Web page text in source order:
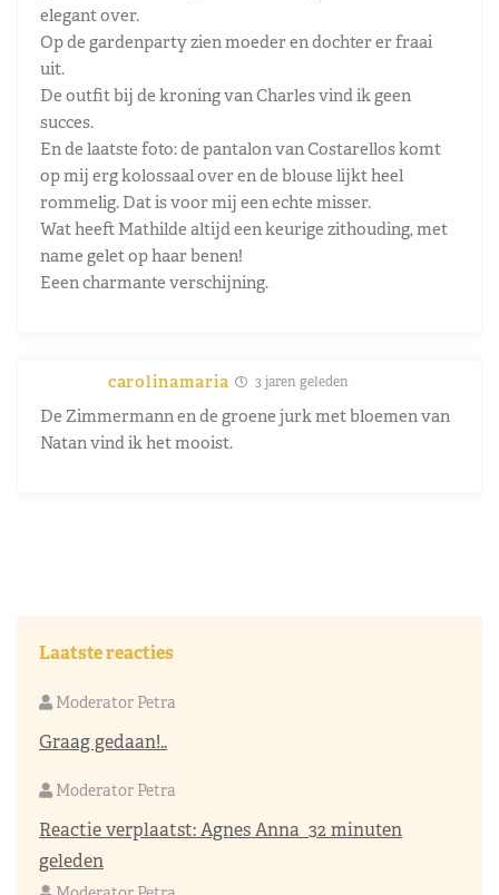
elegant over.
Op de gardenparty zien moeder en dochter er fraai
uit.
De outfit bij de kroning van Charles vind ik geen
succes.
En de laatste foto: de pantalon van Costarellos komt
op mij erg kolossaal over en de blouse lijkt heel
rommelig. Dat is voor mij een echte misser.
Wat heeft Mathilde altijd een keurige zithouding, met
name gelet op haar benen!
Eeen charmante verschijning.
carolinamaria 3 jaren geleden
De Zimmermann en de groene jurk met bloemen van
Natan vind ik het mooist.
Laatste reacties
Moderator Petra
Graag gedaan!..
Moderator Petra
Reactie verplaatst:Agnes Anna 32 minuten
geleden